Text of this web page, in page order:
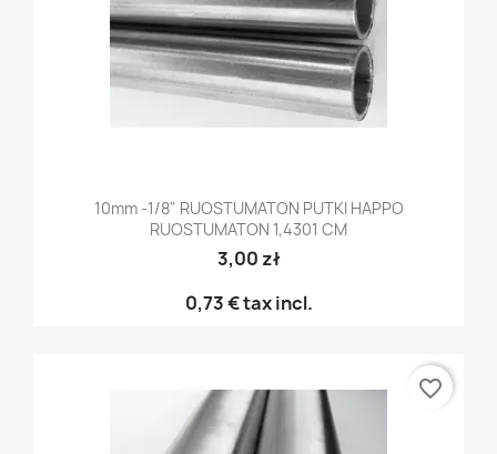
10mm -1/8" RUOSTUMATON PUTKI HAPPO
RUOSTUMATON 1,4301 CM
3,00 zł
0,73 €tax incl.
favorite_border